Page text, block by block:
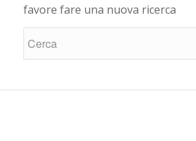
favore fare una nuova ricerca